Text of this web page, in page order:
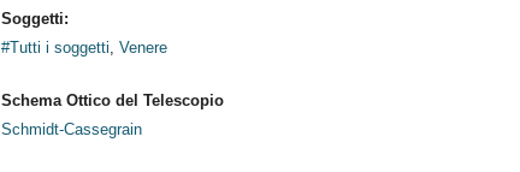
Soggetti:
#Tutti i soggetti, Venere
Schema Ottico del Telescopio
Schmidt-Cassegrain